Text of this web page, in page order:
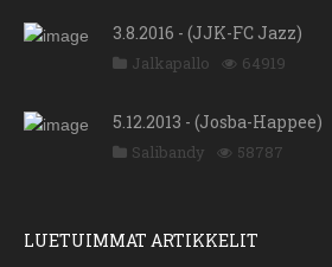
3.8.2016 - (JJK-FC Jazz)
Jalkapallo 64919
5.12.2013 - (Josba-Happee)
Salibandy 58787
LUETUIMMAT ARTIKKELIT